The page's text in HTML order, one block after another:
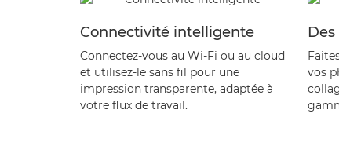
Connectivité intelligente
Connectez-vous au Wi-Fi ou au cloud
et utilisez-le sans fil pour une
impression transparente, adaptée à
votre flux de travail.
vos